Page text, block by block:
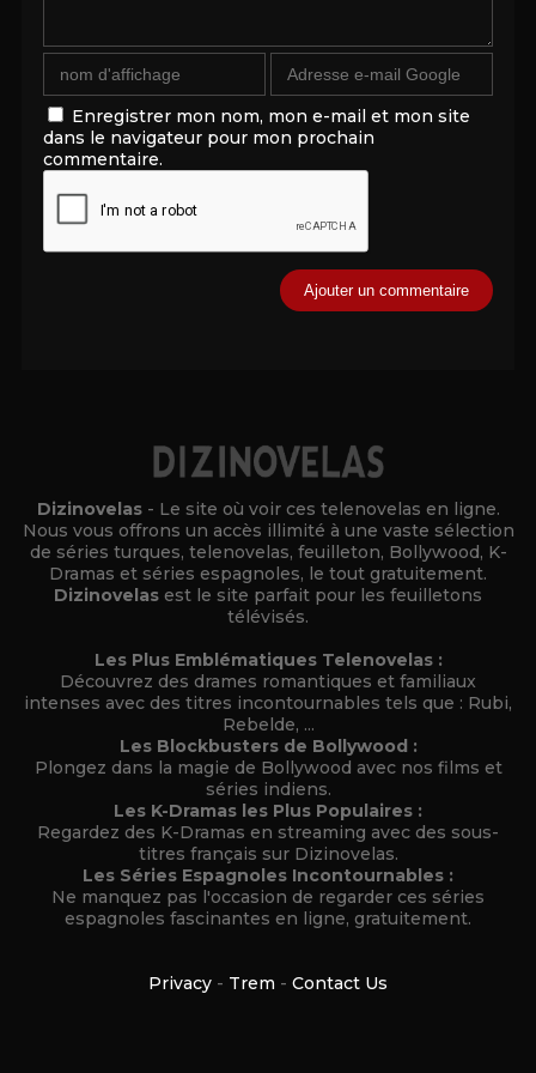
Enregistrer mon nom, mon e-mail et mon site
dans le navigateur pour mon prochain
commentaire.
Dizinovelas - Le site où voir ces telenovelas en ligne.
Nous vous offrons un accès illimité à une vaste sélection
de séries turques, telenovelas, feuilleton, Bollywood, K-
Dramas et séries espagnoles, le tout gratuitement.
Dizinovelas est le site parfait pour les feuilletons
télévisés.
Les Plus Emblématiques Telenovelas :
Découvrez des drames romantiques et familiaux
intenses avec des titres incontournables tels que : Rubi,
Rebelde, ...
Les Blockbusters de Bollywood :
Plongez dans la magie de Bollywood avec nos films et
séries indiens.
Les K-Dramas les Plus Populaires :
Regardez des K-Dramas en streaming avec des sous-
titres français sur Dizinovelas.
Les Séries Espagnoles Incontournables :
Ne manquez pas l'occasion de regarder ces séries
espagnoles fascinantes en ligne, gratuitement.
Privacy - Trem - Contact Us